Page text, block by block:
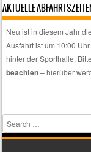
wenn
Themen
interessieren.
AKTUELLE
Neu ist in diesem Jahr
Ausfahrt ist um 10:00
hinter der Sporthalle.
beachten– hierüber
Search